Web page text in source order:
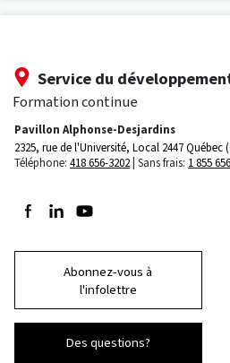
Service du
Formation continue
Pavillon Alphonse-Desjardins
2325, rue de l'Université, Local 2447Québec
Téléphone: 418 656-3202 Sans frais: 1 855
Suivez-nous sur Facebook
Suivez-nous sur LinkedIn
Suivez-nous sur Youtube
Abonnez-vous à
l'infolettre
Des questions?